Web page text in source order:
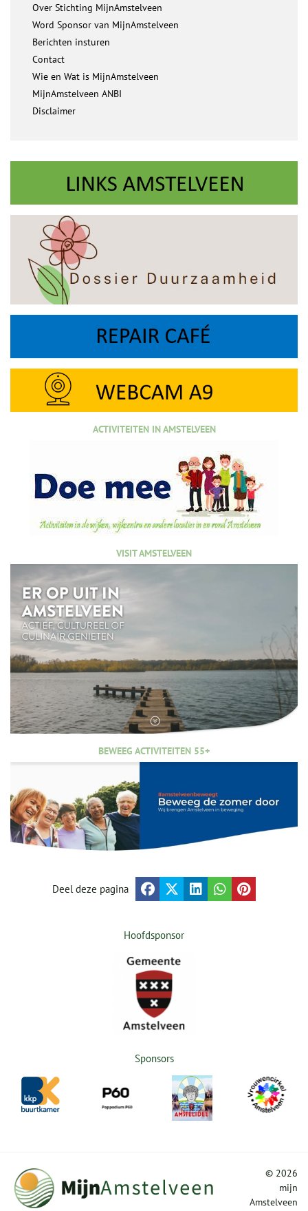
Over Stichting MijnAmstelveen
Word Sponsor van MijnAmstelveen
Berichten insturen
Contact
Wie en Wat is MijnAmstelveen
MijnAmstelveen ANBI
Disclaimer
ACTIVITEITEN IN AMSTELVEEN
VISIT AMSTELVEEN
BEWEEG ACTIVITEITEN 55+
Deel deze pagina
Hoofdsponsor
Sponsors
© 2026
mijn
Amstelveen